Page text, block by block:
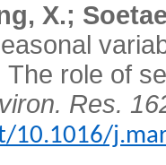
X.;
role of
Res.
10.1016/